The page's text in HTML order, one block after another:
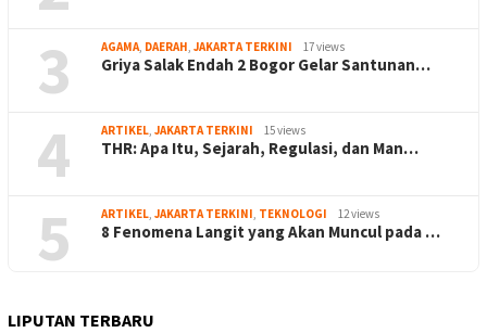
3 AGAMA, DAERAH, JAKARTA TERKINI 17 views
Griya Salak Endah 2 Bogor Gelar Santunan…
4 ARTIKEL, JAKARTA TERKINI 15 views
THR: Apa Itu, Sejarah, Regulasi, dan Man…
5 ARTIKEL, JAKARTA TERKINI, TEKNOLOGI 12 views
8 Fenomena Langit yang Akan Muncul pada …
LIPUTAN TERBARU